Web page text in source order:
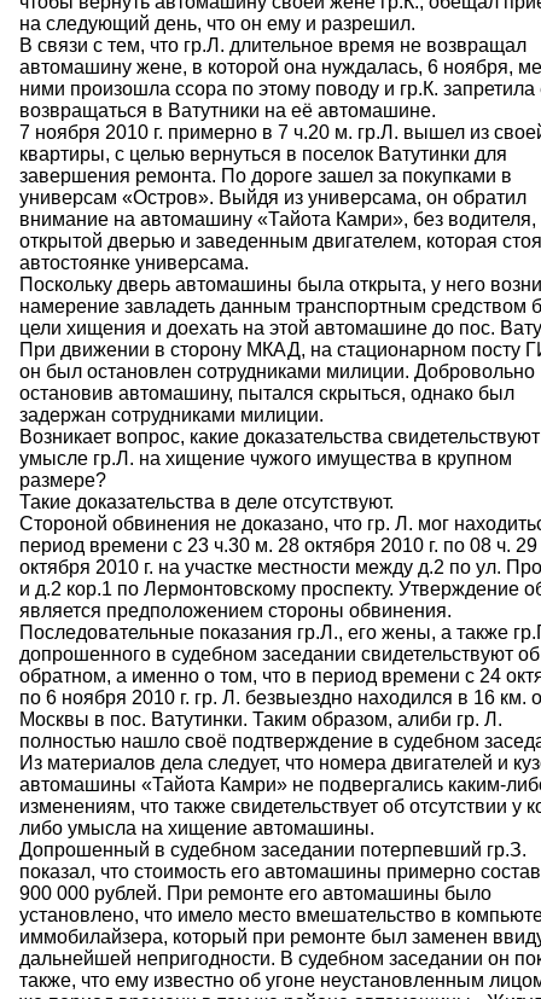
на следующий день, что он ему и разрешил.
В связи с тем, что гр.Л. длительное время не возвращал
автомашину жене, в которой она нуждалась, 6 ноября,
ними произошла ссора по этому поводу и гр.К. запретила
возвращаться в Ватутники на её автомашине.
7 ноября 2010 г. примерно в 7 ч.20 м. гр.Л. вышел из
квартиры, с целью вернуться в поселок Ватутинки для
завершения ремонта. По дороге зашел за покупками в
универсам «Остров». Выйдя из универсама, он обратил
внимание на автомашину «Тайота Камри», без водителя,
открытой дверью и заведенным двигателем, которая
автостоянке универсама.
Поскольку дверь автомашины была открыта, у него
намерение завладеть данным транспортным средством
цели хищения и доехать на этой автомашине до пос.
При движении в сторону МКАД, на стационарном посту
он был остановлен сотрудниками милиции. Добровольно
остановив автомашину, пытался скрыться, однако был
задержан сотрудниками милиции.
Возникает вопрос, какие доказательства
умысле гр.Л. на хищение чужого имущества в крупном
размере?
Такие доказательства в деле отсутствуют.
Стороной обвинения не доказано, что гр. Л. мог
период времени с 23 ч.30 м. 28 октября 2010 г. по 08 ч. 29
октября 2010 г. на участке местности между д.2 по ул.
и д.2 кор.1 по Лермонтовскому проспекту. Утверждение
является предположением стороны обвинения.
Последовательные показания гр.Л., его жены, а также
допрошенного в судебном заседании свидетельствуют об
обратном, а именно о том, что в период времени с 24
по 6 ноября 2010 г. гр. Л. безвыездно находился в 16 км.
Москвы в пос. Ватутинки. Таким образом, алиби гр. Л.
полностью нашло своё подтверждение в судебном
Из материалов дела следует, что номера двигателей и
автомашины «Тайота Камри» не подвергались каким-
изменениям, что также свидетельствует об отсутствии у
либо умысла на хищение автомашины.
Допрошенный в судебном заседании потерпевший гр.З.
показал, что стоимость его автомашины примерно
900 000 рублей. При ремонте его автомашины было
установлено, что имело место вмешательство в
иммобилайзера, который при ремонте был заменен
дальнейшей непригодности. В судебном заседании он
также, что ему известно об угоне неустановленным